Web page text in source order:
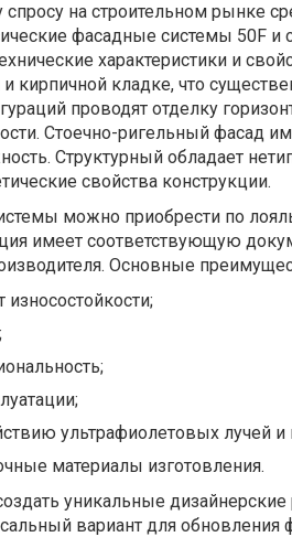
на строительном рынке
фасадные системы 50F и
характеристики и
кирпичной кладке, что
проводят отделку
Стоечно-ригельный фасад
Структурный обладает
свойства конструкции.
можно приобрести по
имеет соответствующую
Основные
ультрафиолетовых лучей
материалы изготовления.
уникальные дизайнерские
вариант для обновления